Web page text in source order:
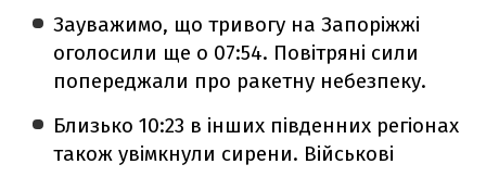
Зауважимо, що тривогу на Запоріжжі
оголосили ще о 07:54. Повітряні сили
попереджали про ракетну небезпеку.
Близько 10:23 в інших південних регіонах
також увімкнули сирени. Військові